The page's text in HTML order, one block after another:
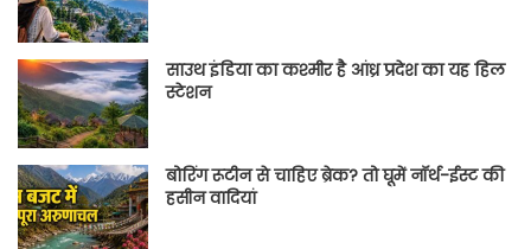
साउथ इंडिया का कश्मीर है आंध्र प्रदेश का यह हिल
स्टेशन
बोरिंग रूटीन से चाहिए ब्रेक? तो घूमें नॉर्थ-ईस्ट की
हसीन वादियां